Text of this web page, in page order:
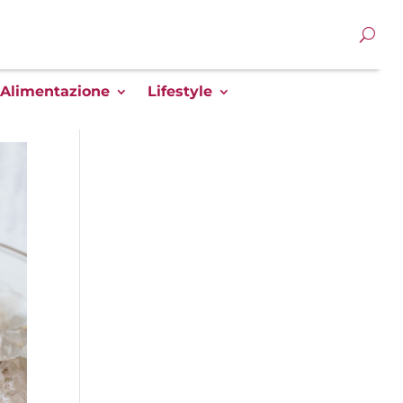
Alimentazione Lifestyle